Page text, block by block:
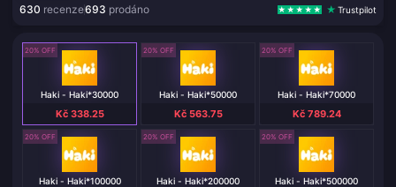
630 recenze693 prodáno Trustpilot
20% OFF
Haki - Haki*30000
Kč 338.25
20% OFF
Haki - Haki*50000
Kč 563.75
20% OFF
Haki - Haki*70000
Kč 789.24
20% OFF
Haki - Haki*100000
20% OFF
Haki - Haki*200000
20% OFF
Haki - Haki*500000